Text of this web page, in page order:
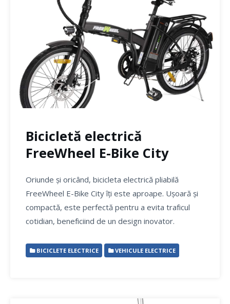
Bicicletă electrică
FreeWheel E-Bike City
Oriunde și oricând, bicicleta electrică pliabilă
FreeWheel E-Bike City îți este aproape. Ușoară și
compactă, este perfectă pentru a evita traficul
cotidian, beneficiind de un design inovator.
BICICLETE ELECTRICE VEHICULE ELECTRICE